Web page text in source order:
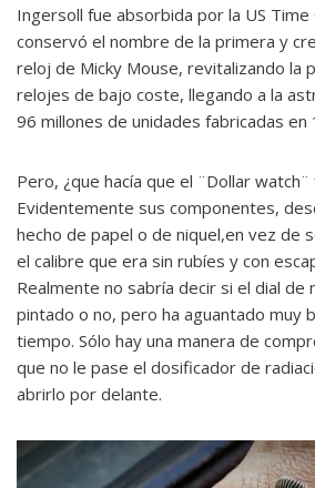
Ingersoll fue absorbida por la US Time
conservó el nombre de la primera y
reloj de Micky Mouse, revitalizando la
relojes de bajo coste, llegando a la
96 millones de unidades fabricadas en
Pero, ¿que hacía que el ¨Dollar
Evidentemente sus componentes,
hecho de papel o de niquel,en vez de
el calibre que era sin rubíes y con
Realmente no sabría decir si el dial de
pintado o no, pero ha aguantado muy
tiempo. Sólo hay una manera de
que no le pase el dosificador de
abrirlo por delante.